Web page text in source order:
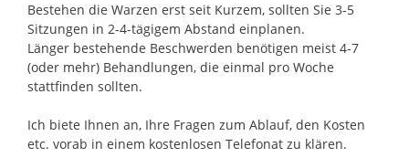
Bestehen die Warzen erst seit Kurzem, sollten Sie 3-5
Sitzungen in 2-4-tägigem Abstand einplanen.
Länger bestehende Beschwerden benötigen meist 4-7
(oder mehr) Behandlungen, die einmal pro Woche
stattfinden sollten.
Ich biete Ihnen an, Ihre Fragen zum Ablauf, den Kosten
etc. vorab in einem kostenlosen Telefonat zu klären.